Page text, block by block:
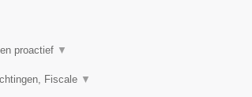
proactief ▼
Fiscale ▼